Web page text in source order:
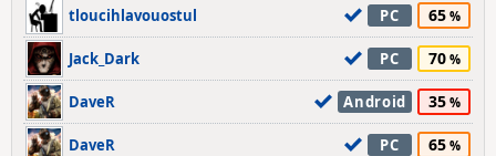
tloucihlavouostul PC 65
Jack_Dark PC 70
DaveR Android 35
DaveR PC 65